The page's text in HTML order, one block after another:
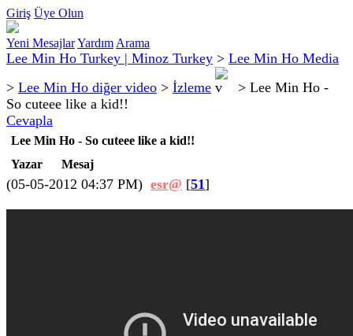
Giriş Üye Olun
Yeni MesajlarYardım Arama
Lee Min Ho Turkey | Minoz Turkey > Lee Min Ho Media
> Lee Min Ho diğer video > İzleme > Lee Min Ho -
So cuteee like a kid!!
Cevapla
Lee Min Ho - So cuteee like a kid!!
Yazar
Mesaj
(05-05-2012 04:37 PM) esr@ [51]